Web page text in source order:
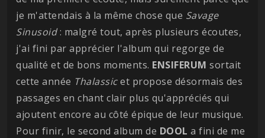
je m'attendais à la même chose que Savage
Sinusoid: malgré tout, après plusieurs écoutes,
j'ai fini par apprécier l'album qui regorge de
qualité et de bons moments. ENSIFERUM sortait
cette année Thalassicet propose désormais des
passages en chant clair plus qu'appréciés qui
ajoutent encore au côté épique de leur musique.
Pour finir, le second album de DOOL a fini de me